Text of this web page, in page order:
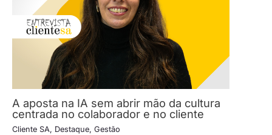
A aposta na IA sem abrir mão da cultura
centrada no colaborador e no cliente
Cliente SA, Destaque, Gestão